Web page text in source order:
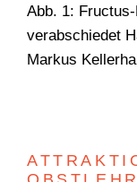
Abb. 1:
verabschiedet
Markus